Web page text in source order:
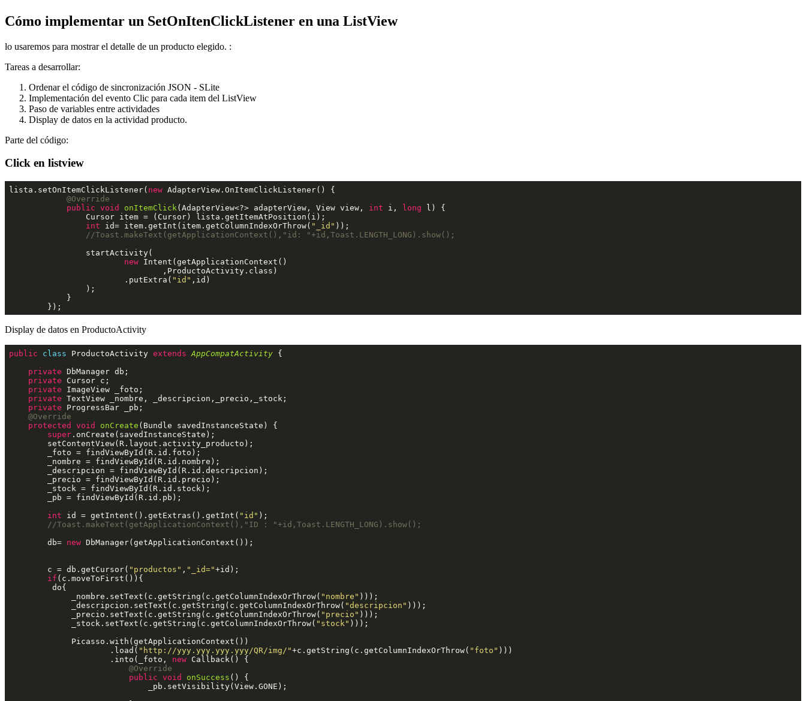
Cómo implementar un SetOnItenClickListener en una ListView
lo usaremos para mostrar el detalle de un producto elegido. :
Tareas a desarrollar:
Ordenar el código de sincronización JSON - SLite
Implementación del evento Clic para cada item del ListView
Paso de variables entre actividades
Display de datos en la actividad producto.
Parte del código:
Click en listview
lista.setOnItemClickListener( new AdapterView.OnItemClickListener() {
@Override
public void onItemClick (AdapterView<?> adapterView, View view, int i, long l) {
                Cursor item = (Cursor) lista.getItemAtPosition(i);
int id= item.getInt(item.getColumnIndexOrThrow( "_id" ));
//Toast.makeText(getApplicationContext(),"id: "+id,Toast.LENGTH_LONG).show();
                startActivity(
new Intent(getApplicationContext()
                                ,ProductoActivity.class)
                        .putExtra(
"id" ,id)
                );
            }
        });
Display de datos en ProductoActivity
public class ProductoActivity extends AppCompatActivity {
private DbManager db;
private Cursor c;
private ImageView _foto;
private TextView _nombre, _descripcion,_precio,_stock;
private ProgressBar _pb;
@Override
protected
void onCreate (Bundle savedInstanceState) {
super.onCreate(savedInstanceState);
        setContentView(R.layout.activity_producto);
        _foto = findViewById(R.id.foto);
        _nombre = findViewById(R.id.nombre);
        _descripcion = findViewById(R.id.descripcion);
        _precio = findViewById(R.id.precio);
        _stock = findViewById(R.id.stock);
        _pb = findViewById(R.id.pb);
int id = getIntent().getExtras().getInt( "id" );
//Toast.makeText(getApplicationContext(),"ID : "+id,Toast.LENGTH_LONG).show();
        db=
new DbManager(getApplicationContext());
        c = db.getCursor(
"productos" , "_id="+id);
if (c.moveToFirst()){
         do{
             _nombre.setText(c.getString(c.getColumnIndexOrThrow(
"nombre" )));
             _descripcion.setText(c.getString(c.getColumnIndexOrThrow(
"descripcion" )));
             _precio.setText(c.getString(c.getColumnIndexOrThrow(
"precio" )));
             _stock.setText(c.getString(c.getColumnIndexOrThrow(
"stock" )));
             Picasso.with(getApplicationContext())
                     .load(
"http://yyy.yyy.yyy.yyy/QR/img/"+c.getString(c.getColumnIndexOrThrow( "foto" )))
                     .into(_foto,
new Callback() {
@Override
public void onSuccess () {
                             _pb.setVisibility(View.GONE);